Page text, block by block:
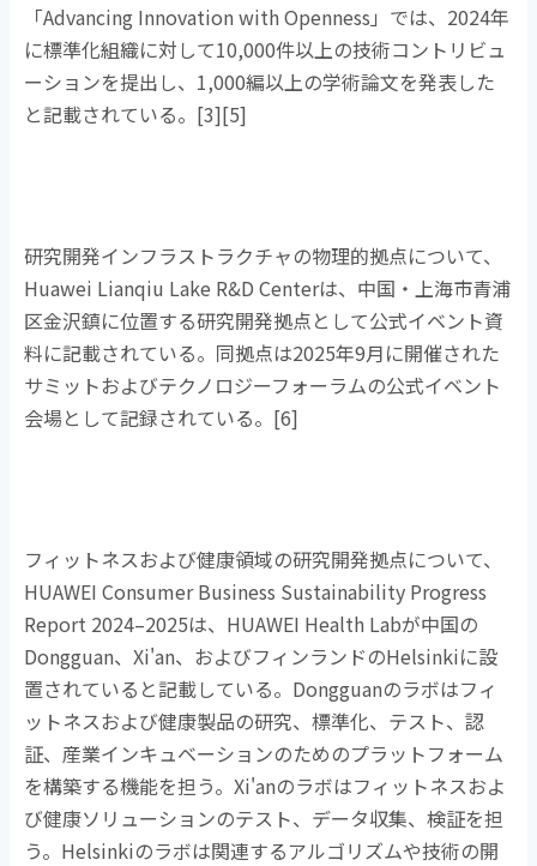
「Advancing Innovation with Openness 」では、 2024年
に標準化組織に対して10,000件以上の技術コントリビュ
ーションを提出し、 1,000編以上の学術論文を発表した
と記載されている。 [3][5]
研究開発インフラストラクチャの物理的拠点について、
Huawei Lianqiu Lake R&D Centerは、中国・上海市青浦
区金沢鎮に位置する研究開発拠点として公式イベント資
料に記載されている。同拠点は2025年9月に開催された
サミットおよびテクノロジーフォーラムの公式イベント
会場として記録されている。 [6]
フィットネスおよび健康領域の研究開発拠点について、
HUAWEI Consumer Business Sustainability Progress
Report 2024–2025は、 HUAWEI Health Labが中国の
Dongguan、Xi'an、およびフィンランドのHelsinkiに設
置されていると記載している。 Dongguanのラボはフィ
ットネスおよび健康製品の研究、標準化、テスト、認
証、産業インキュベーションのためのプラットフォーム
を構築する機能を担う。Xi'anのラボはフィットネスおよ
び健康ソリューションのテスト、データ収集、検証を担
う。 Helsinkiのラボは関連するアルゴリズムや技術の開